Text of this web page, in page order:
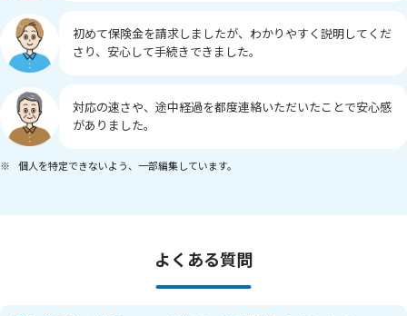
初めて保険金を請求しましたが、わかりやすく説明してくだ
さり、安心して手続きできました。
対応の速さや、途中経過を都度連絡いただいたことで安心感
がありました。
※ 個人を特定できないよう、一部編集しています。
よくある質問